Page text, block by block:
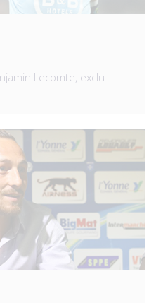
Lecomte, exclu